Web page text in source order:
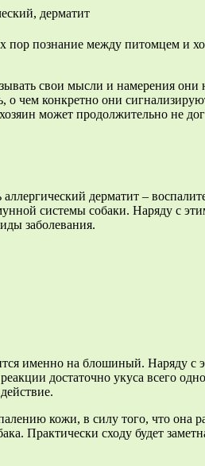
познание между питомцем и
свои мысли и намерения они
чем конкретно они
может продолжительно не
дерматит –
системы собаки. Наряду с
заболевания.
именно на блошиный. Наряду с
достаточно укуса всего
кожи, в силу того, что она
Практически сходу будет